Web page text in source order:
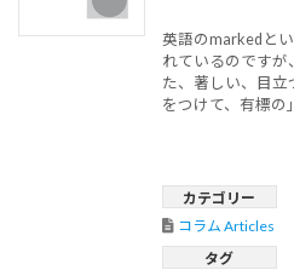
英語のmarkedと
れているのですが
た、著しい、目立
をつけて、有標の
眺めて、どうい
いと思います。
えば交通の信号
赤、黄、緑の３色
カテゴリー
コラム Articles
タグ